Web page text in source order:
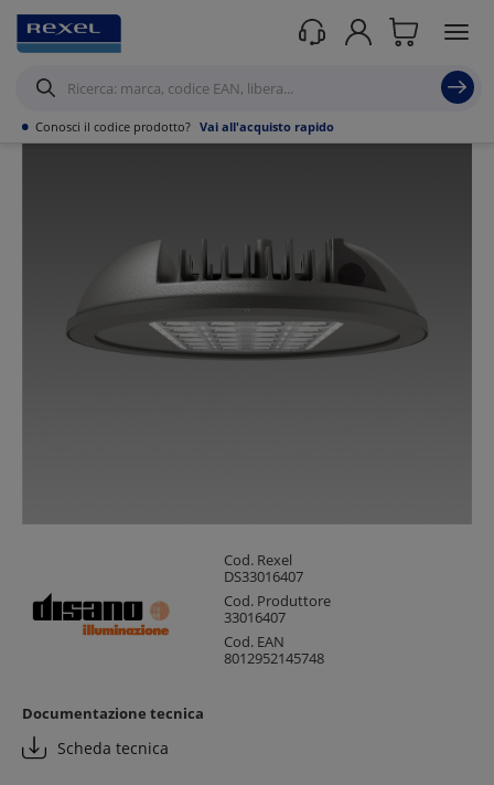
• Conosci il codice prodotto? Vai all'acquisto rapido
Prodotti /Illuminazione /Sospensioni industriali
Cod. Rexel
DS33016407
Cod. Produttore
33016407
Cod. EAN
8012952145748
Documentazione tecnica
Scheda tecnica